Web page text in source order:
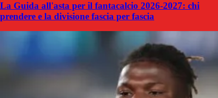
La Guida all'asta per il fantacalcio 2026-2027: chi
prendere e la divisione fascia per fascia